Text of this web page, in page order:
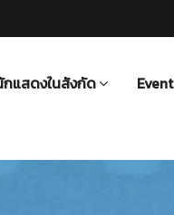
กแสดงในสังกัด Event